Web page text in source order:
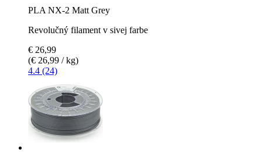
PLA NX-2 Matt Grey
Revolučný filament v sivej farbe
€ 26,99
(€ 26,99 / kg)
4.4 (24)